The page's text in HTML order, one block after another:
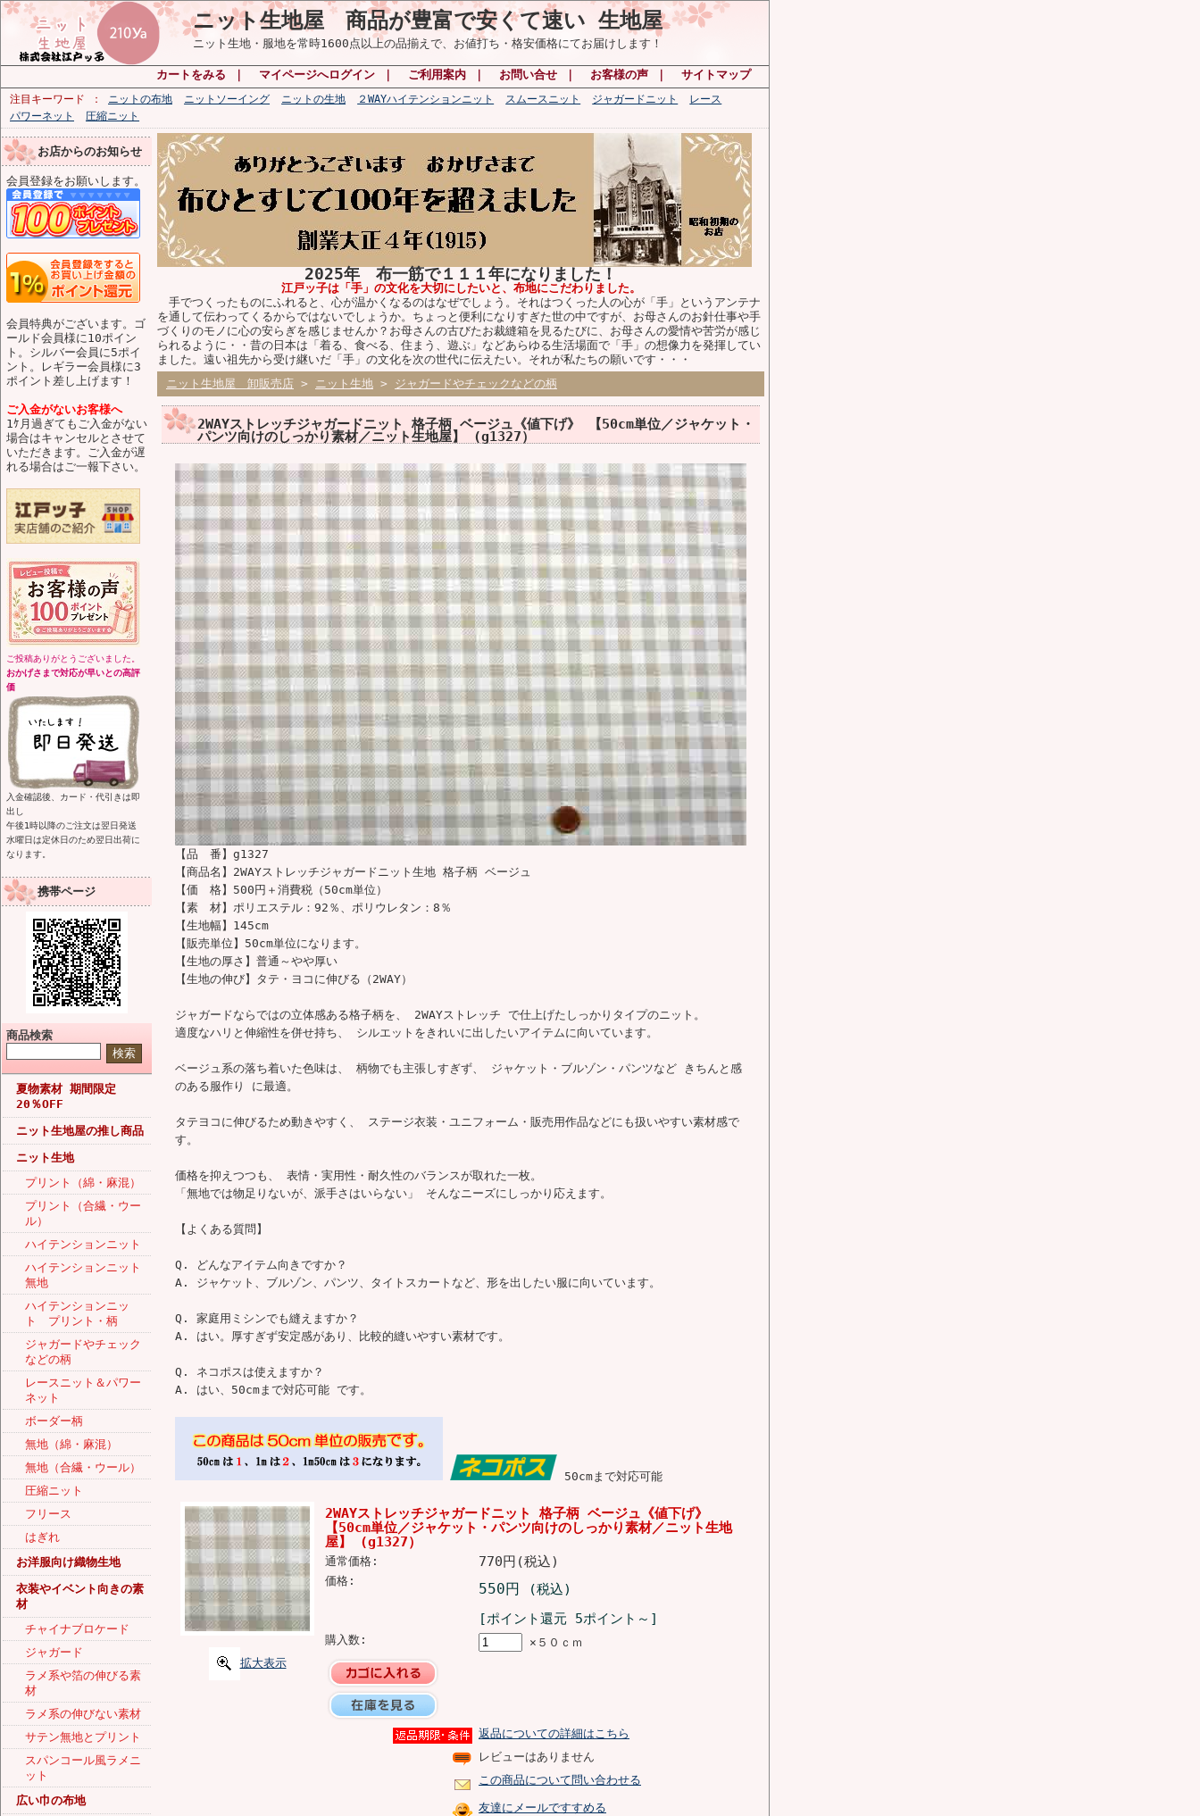
ニット生地屋 商品が豊富で安くて速い 生地屋
ニット生地・服地を常時1600点以上の品揃えで、お値打ち・格安価格にてお届けします！
カートをみる マイページへログイン ご利用案内 お問い合せ お客様の声 サイトマップ
注目キーワード ニットの布地 ニットソーイング ニットの生地 ２WAYハイテンションニット スムースニット ジャガードニット
レース
パワーネット
圧縮ニット
お店からのお知らせ
会員登録をお願いします。
会員特典がございます。ゴ
ールド会員様に10ポイン
ト。シルバー会員に5ポイ
ント。レギラー会員様に3
ポイント差し上げます！
ご入金がないお客様へ
1ｹ月過ぎてもご入金がない
場合はキャンセルとさせて
いただきます。ご入金が遅
れる場合はご一報下さい。
ご投稿ありがとうございました。
おかげさまで対応が早いとの高評
価
入金確認後、カード・代引きは即
出し
午後1時以降のご注文は翌日発送
水曜日は定休日のため翌日出荷に
なります。
携帯ページ
商品検索
夏物素材 期間限定
20％OFF
ニット生地屋の推し商品
ニット生地
プリント（綿・麻混）
プリント（合繊・ウー
ル）
ハイテンションニット
ハイテンションニット
無地
ハイテンションニッ
ト プリント・柄
ジャガードやチェック
などの柄
レースニット＆パワー
ネット
ボーダー柄
無地（綿・麻混）
無地（合繊・ウール）
圧縮ニット
フリース
はぎれ
お洋服向け織物生地
衣装やイベント向きの素
材
チャイナブロケード
ジャガード
ラメ系や箔の伸びる素
材
ラメ系の伸びない素材
サテン無地とプリント
スパンコール風ラメニ
ット
広い巾の布地
2025年 布一筋で１１１年になりました！
江戸ッ子は「手」の文化を大切にしたいと、布地にこだわりました。
手でつくったものにふれると、心が温かくなるのはなぜでしょう。それはつくった人の心が「手」というアンテナ
を通して伝わってくるからではないでしょうか。ちょっと便利になりすぎた世の中ですが、お母さんのお針仕事や手
づくりのモノに心の安らぎを感じませんか？お母さんの古びたお裁縫箱を見るたびに、お母さんの愛情や苦労が感じ
られるように・・昔の日本は「着る、食べる、住まう、遊ぶ」などあらゆる生活場面で「手」の想像力を発揮してい
ました。遠い祖先から受け継いだ「手」の文化を次の世代に伝えたい。それが私たちの願いです・・・
ニット生地屋 卸販売店 > ニット生地 > ジャガードやチェックなどの柄
2WAYストレッチジャガードニット 格子柄 ベージュ《値下げ》 【50cm単位／ジャケット・
パンツ向けのしっかり素材／ニット生地屋】 (g1327）
【品 番】g1327
【商品名】2WAYストレッチジャガードニット生地 格子柄 ベージュ
【価 格】500円＋消費税（50cm単位）
【素 材】ポリエステル：92％、ポリウレタン：8％
【生地幅】145cm
【販売単位】50cm単位になります。
【生地の厚さ】普通～やや厚い
【生地の伸び】タテ・ヨコに伸びる（2WAY）
ジャガードならではの立体感ある格子柄を、 2WAYストレッチ で仕上げたしっかりタイプのニット。
適度なハリと伸縮性を併せ持ち、 シルエットをきれいに出したいアイテムに向いています。
ベージュ系の落ち着いた色味は、 柄物でも主張しすぎず、 ジャケット・ブルゾン・パンツなど きちんと感
のある服作り に最適。
タテヨコに伸びるため動きやすく、 ステージ衣装・ユニフォーム・販売用作品などにも扱いやすい素材感で
す。
価格を抑えつつも、 表情・実用性・耐久性のバランスが取れた一枚。
「無地では物足りないが、派手さはいらない」 そんなニーズにしっかり応えます。
【よくある質問】
Q. どんなアイテム向きですか？
A. ジャケット、ブルゾン、パンツ、タイトスカートなど、形を出したい服に向いています。
Q. 家庭用ミシンでも縫えますか？
A. はい。厚すぎず安定感があり、比較的縫いやすい素材です。
Q. ネコポスは使えますか？
A. はい、50cmまで対応可能 です。
50cmまで対応可能
拡大表示
2WAYストレッチジャガードニット 格子柄 ベージュ《値下げ》
【50cm単位／ジャケット・パンツ向けのしっかり素材／ニット生地
屋】 (g1327）
通常価格: 770円(税込)
価格: 550円
(税込)
[ポイント還元 5ポイント～]
購入数: ×５０ｃｍ
返品についての詳細はこちら
レビューはありません
この商品について問い合わせる
友達にメールですすめる